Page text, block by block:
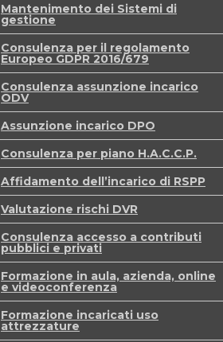
Mantenimento dei Sistemi di
gestione
Consulenza per il regolamento
Europeo GDPR 2016/679
Consulenza assunzione incarico
ODV
Assunzione incarico DPO
Consulenza per piano H.A.C.C.P.
Affidamento dell’incarico di RSPP
Valutazione rischi DVR
Consulenza accesso a contributi
pubblici e privati
Formazione in aula, azienda, online
e videoconferenza
Formazione incaricati uso
attrezzature